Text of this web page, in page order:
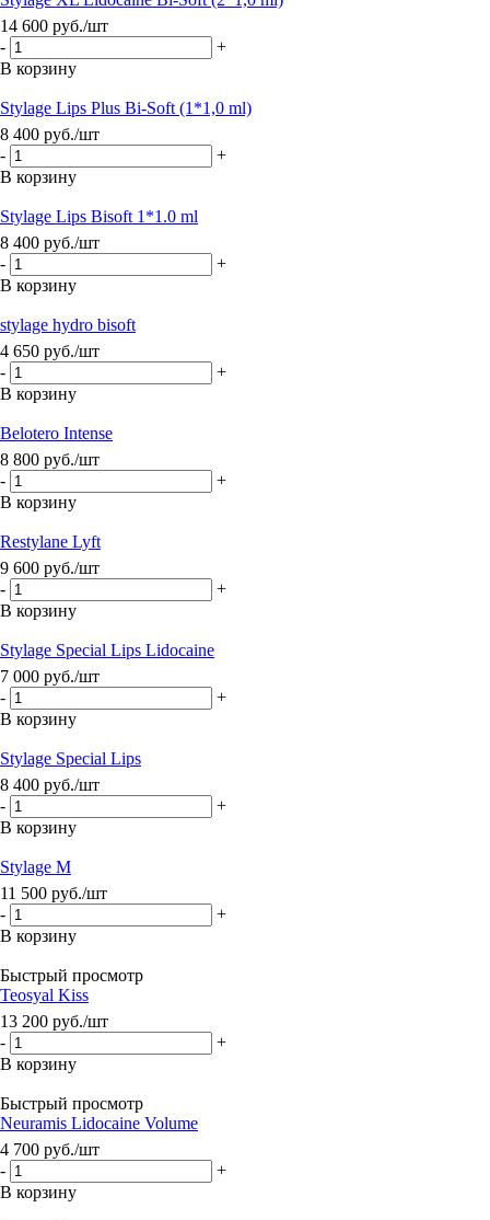
14 600 руб./шт
-
+
В корзину
Stylage Lips Plus Bi-Soft (1*1,0 ml)
8 400 руб./шт
-
+
В корзину
Stylage Lips Bisoft 1*1.0 ml
8 400 руб./шт
-
+
В корзину
stylage hydro bisoft
4 650 руб./шт
-
+
В корзину
Belotero Intense
8 800 руб./шт
-
+
В корзину
Restylane Lyft
9 600 руб./шт
-
+
В корзину
Stylage Special Lips Lidocaine
7 000 руб./шт
-
+
В корзину
Stylage Special Lips
8 400 руб./шт
-
+
В корзину
Stylage M
11 500 руб./шт
-
+
В корзину
Быстрый просмотр
Teosyal Kiss
13 200 руб./шт
-
+
В корзину
Быстрый просмотр
Neuramis Lidocaine Volume
4 700 руб./шт
-
+
В корзину